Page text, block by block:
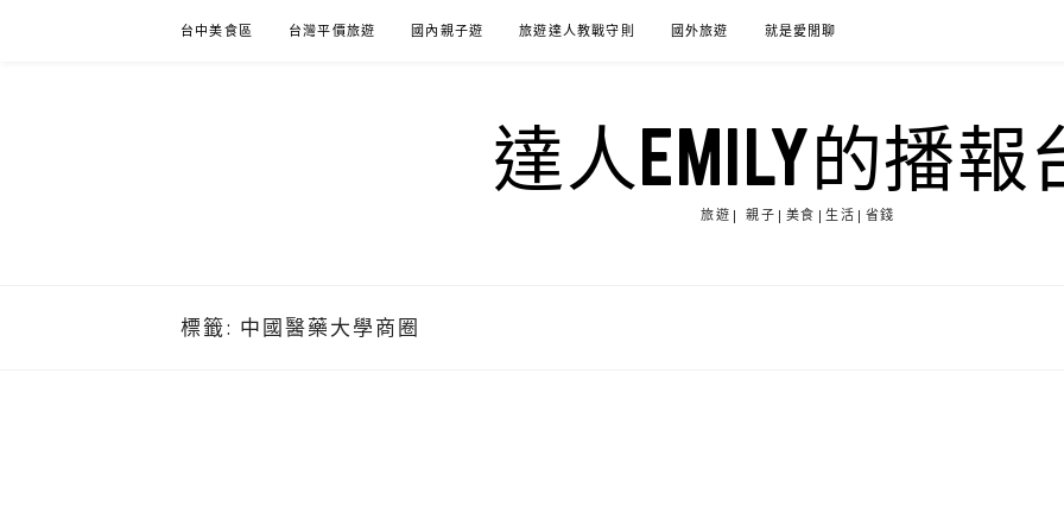
台中美食區 台灣平價旅遊 國內親子遊 旅遊達人教戰守則 國外旅遊 就是愛閒聊
達人EMILY的播報
旅遊| 親子|美食|生活|省錢
標籤: 中國醫藥大學商圈